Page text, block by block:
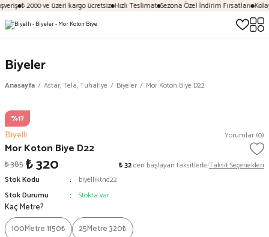
₺ 2000 ve üzeri kargo ücretsiz Hızlı Teslimat Sezona Özel İndirim Fırsatları
Biyeler
Anasayfa Astar, Tela, Tuhafiye Biyeler Mor Koton Biye D22
%17
Biyelli Yorumlar (0)
Mor Koton Biye D22
₺ 385₺ 320 ₺ 32den başlayan taksitlerle!Taksit Seçenekleri
Stok Kodu
biyelliktnd22
Stok Durumu
Stokta var
Kaç Metre?
100Metre 1150₺
25Metre 320₺